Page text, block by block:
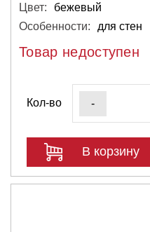
Цвет:
бежевый
Особенности:
для стен
Товар недоступен
Кол-во -
В корзину